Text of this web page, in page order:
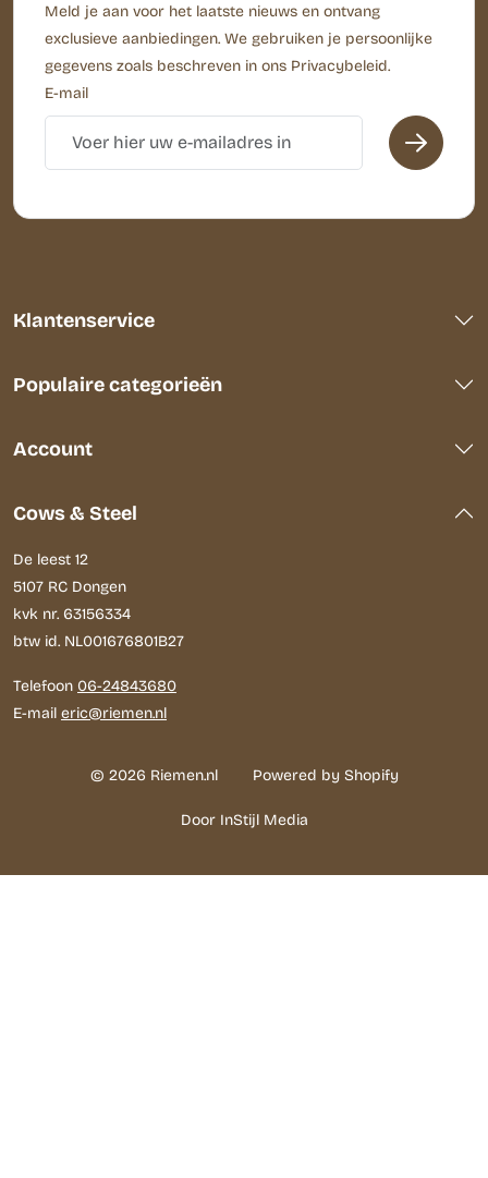
Meld je aan voor het laatste nieuws en ontvang
exclusieve aanbiedingen. We gebruiken je persoonlijke
gegevens zoals beschreven in ons Privacybeleid.
E-mail
Klantenservice
Populaire categorieën
Account
Cows & Steel
De leest 12
5107 RC Dongen
kvk nr. 63156334
btw id. NL001676801B27
Telefoon 06-24843680
E-mail eric@riemen.nl
© 2026 Riemen.nl Powered by Shopify
Door InStijl Media